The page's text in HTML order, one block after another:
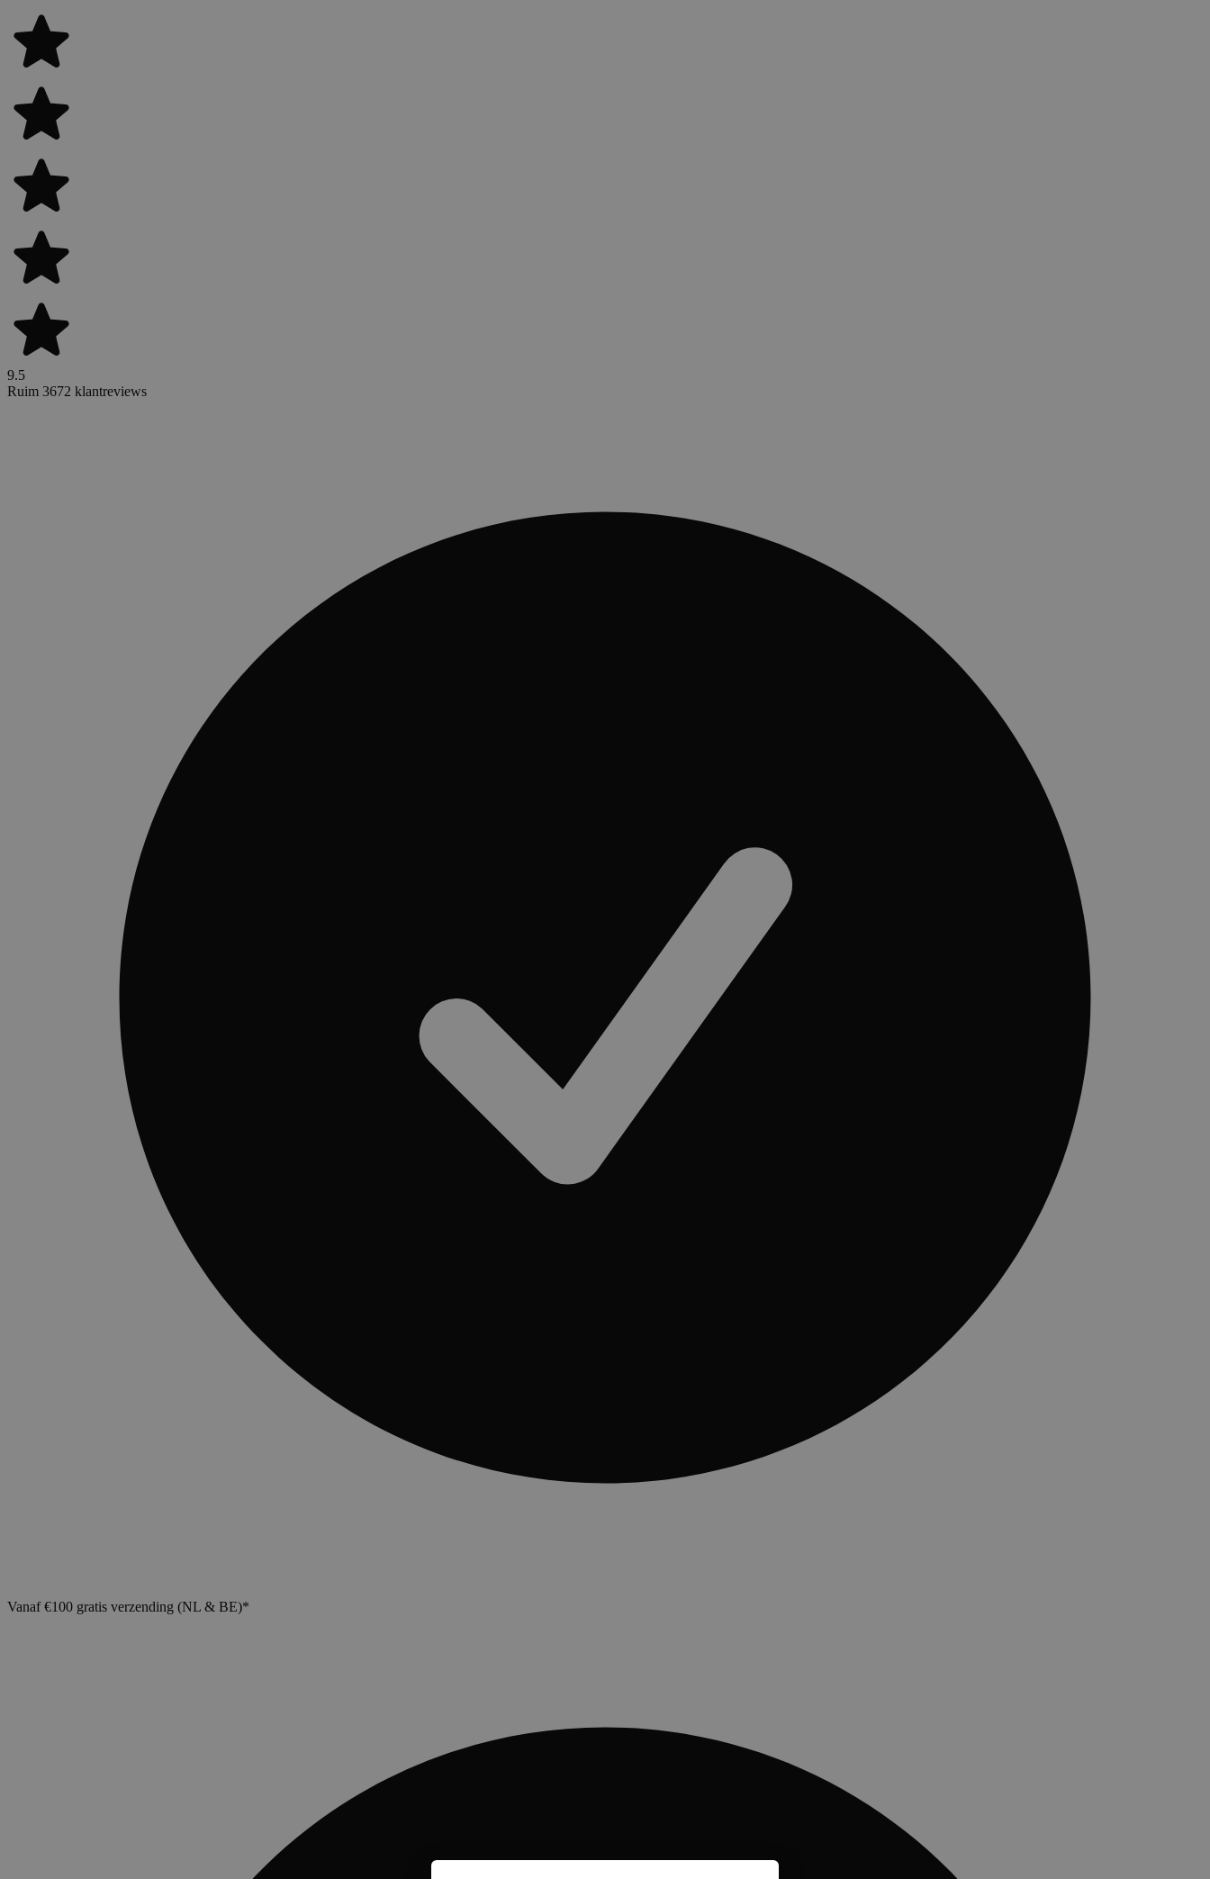
9.5
Ruim 3672 klantreviews
Vanaf €100 gratis verzending (NL & BE)*